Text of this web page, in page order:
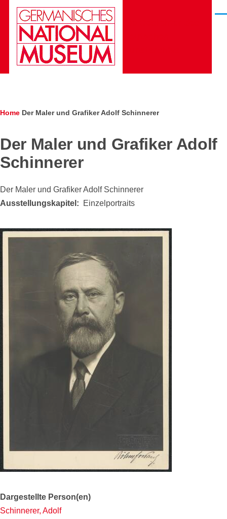
Skip to main content
Breadcrumb
Home Der Maler und Grafiker Adolf Schinnerer
Der Maler und Grafiker Adolf
Schinnerer
Der Maler und Grafiker Adolf Schinnerer
Ausstellungskapitel
Einzelportraits
Dargestellte Person(en)
Schinnerer, Adolf